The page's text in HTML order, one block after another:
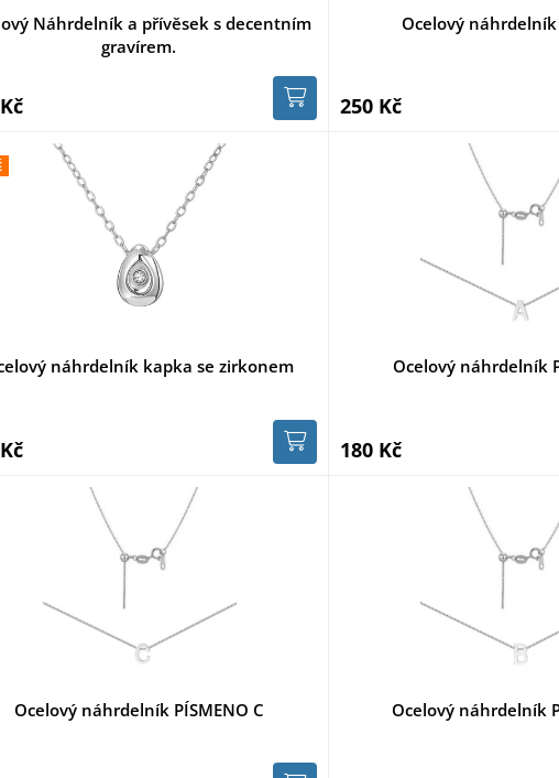
Náhrdelník a přívěsek s decentním
gravírem.
Ocelový
250 Kč
náhrdelník kapka se zirkonem Ocelový náhrdelník
180 Kč
Ocelový náhrdelník PÍSMENO C Ocelový náhrdelník